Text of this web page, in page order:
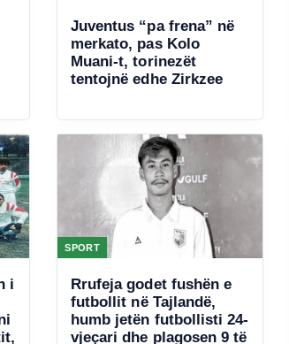
Juventus “pa frena” në
merkato, pas Kolo
Muani-t, torinezët
tentojnë edhe Zirkzee
i
SPORT
Rrufeja godet fushën e
futbollit në Tajlandë,
humb jetën futbollisti 24-
vjeçari dhe plagosen 9 të